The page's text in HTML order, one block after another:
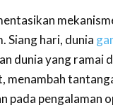
Siang hari, dunia
dunia yang ramai
pada pengalaman